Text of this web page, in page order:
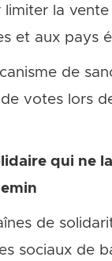
limiter la
et aux pays
de
votes lors
qui ne
de
sociaux de